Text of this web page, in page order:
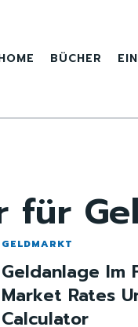
BÜCHER
für
GELDMARKT
Geldanlage Im
Market Rates
Calculator